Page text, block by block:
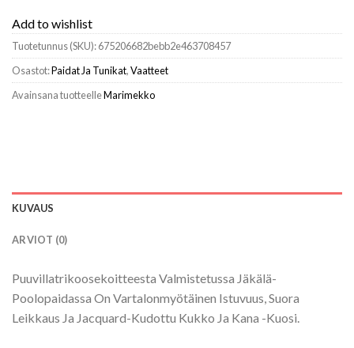
Add to wishlist
Tuotetunnus (SKU):675206682bebb2e463708457
Osastot:Paidat Ja Tunikat,Vaatteet
Avainsana tuotteelleMarimekko
KUVAUS
ARVIOT (0)
Puuvillatrikoosekoitteesta Valmistetussa Jäkälä-
Poolopaidassa On Vartalonmyötäinen Istuvuus, Suora
Leikkaus Ja Jacquard-Kudottu Kukko Ja Kana -Kuosi.